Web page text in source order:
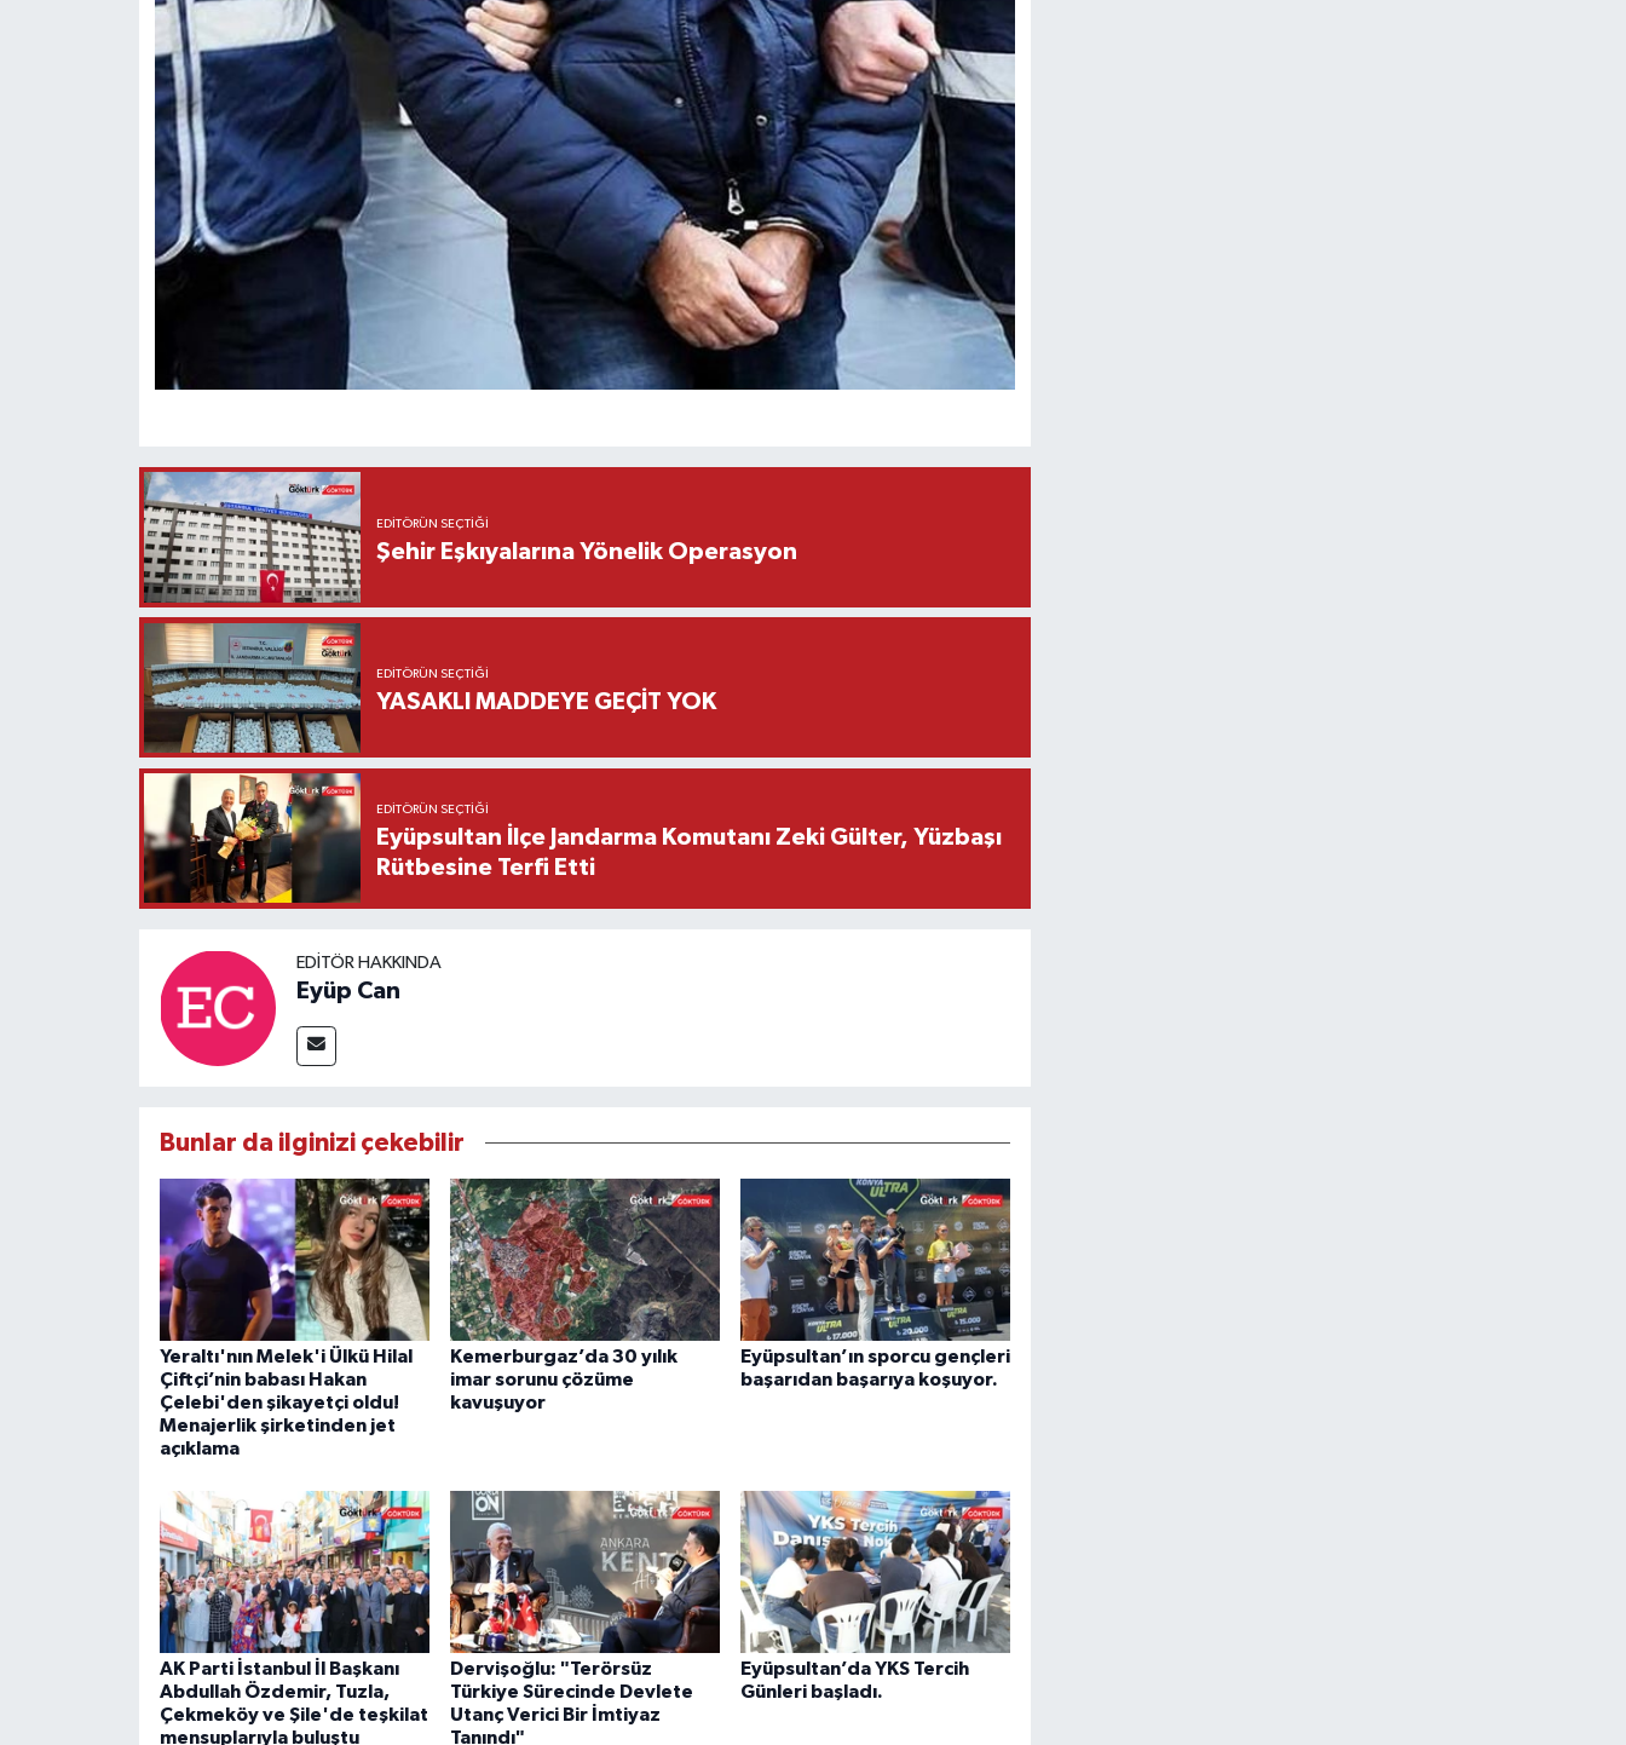
EDITÖRÜN SEÇTIĞI
Şehir Eşkıyalarına Yönelik Operasyon
EDITÖRÜN SEÇTIĞI
YASAKLI MADDEYE GEÇİT YOK
EDITÖRÜN SEÇTIĞI
Eyüpsultan İlçe Jandarma Komutanı Zeki Gülter, Yüzbaşı
Rütbesine Terfi Etti
EDITÖR HAKKINDA
Eyüp Can
Bunlar da ilginizi çekebilir
Yeraltı'nın Melek'i Ülkü Hilal
Çiftçi’nin babası Hakan
Çelebi'den şikayetçi oldu!
Menajerlik şirketinden jet
açıklama
Kemerburgaz’da 30 yılık
imar sorunu çözüme
kavuşuyor
Eyüpsultan’ın sporcu gençleri
başarıdan başarıya koşuyor.
AK Parti İstanbul İl Başkanı
Abdullah Özdemir, Tuzla,
Çekmeköy ve Şile'de teşkilat
mensuplarıyla buluştu
Dervişoğlu: "Terörsüz
Türkiye Sürecinde Devlete
Utanç Verici Bir İmtiyaz
Tanındı"
Eyüpsultan’da YKS Tercih
Günleri başladı.